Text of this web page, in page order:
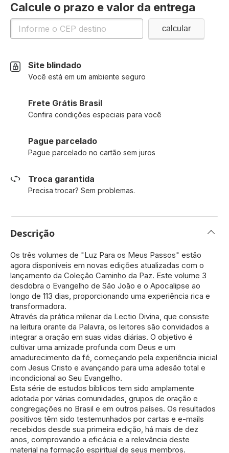
Calcule o prazo e valor da entrega
Site blindado
Você está em um ambiente seguro
Frete Grátis Brasil
Confira condições especiais para você
Pague parcelado
Pague parcelado no cartão sem juros
Troca garantida
Precisa trocar? Sem problemas.
Descrição
Os três volumes de "Luz Para os Meus Passos" estão
agora disponíveis em novas edições atualizadas com o
lançamento da Coleção Caminho da Paz. Este volume 3
desdobra o Evangelho de São João e o Apocalipse ao
longo de 113 dias, proporcionando uma experiência rica e
transformadora.
Através da prática milenar da Lectio Divina, que consiste
na leitura orante da Palavra, os leitores são convidados a
integrar a oração em suas vidas diárias. O objetivo é
cultivar uma amizade profunda com Deus e um
amadurecimento da fé, começando pela experiência inicial
com Jesus Cristo e avançando para uma adesão total e
incondicional ao Seu Evangelho.
Esta série de estudos bíblicos tem sido amplamente
adotada por várias comunidades, grupos de oração e
congregações no Brasil e em outros países. Os resultados
positivos têm sido testemunhados por cartas e e-mails
recebidos desde sua primeira edição, há mais de dez
anos, comprovando a eficácia e a relevância deste
material na formação espiritual de seus membros.